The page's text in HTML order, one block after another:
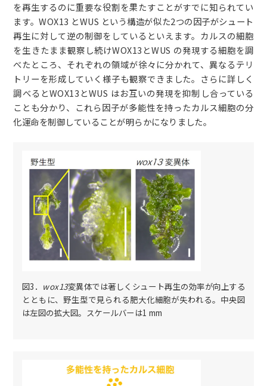
を再生するのに重要な役割を果たすことがすでに知られてい
ます。WOX13 とWUS という構造が似た2つの因子がシュート
再生に対して逆の制御をしているといえます。カルスの細胞
を生きたまま観察し続けWOX13とWUS の発現する細胞を調
べたところ、それぞれの領域が徐々に分かれて、異なるテリ
トリーを形成していく様子も観察できました。さらに詳しく
調べるとWOX13とWUS はお互いの発現を抑制し合っている
ことも分かり、これら因子が多能性を持ったカルス細胞の分
化運命を制御していることが明らかになりました。
図3． wox13変異体では著しくシュート再生の効率が向上する
とともに、野生型で見られる肥大化細胞が失われる。中央図
は左図の拡大図。スケールバーは1 mm